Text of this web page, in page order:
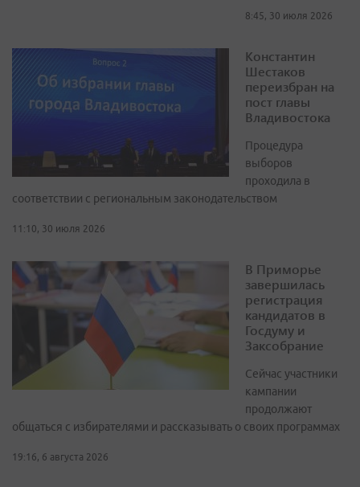
8:45, 30 июля 2026
Константин
Шестаков
переизбран на
пост главы
Владивостока
Процедура
выборов
проходила в
соответствии с региональным законодательством
11:10, 30 июля 2026
В Приморье
завершилась
регистрация
кандидатов в
Госдуму и
Заксобрание
Сейчас участники
кампании
продолжают
общаться с избирателями и рассказывать о своих программах
19:16, 6 августа 2026